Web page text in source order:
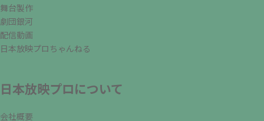
舞台製作
劇団銀河
配信動画
日本放映プロちゃんねる
日本放映プロについて
会社概要